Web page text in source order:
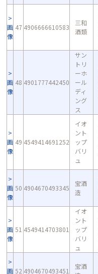
画
像
47 4906666610583
三和
酒類
画
像
48 4901777442450
サン
トリ
ーホ
ール
ディ
ング
ス
画
像
49 4549414691252
イオ
ント
ップ
バリ
ュ
画
像
50 4904670493345
宝酒
造
画
像
51 4549414703801
イオ
ント
ップ
バリ
ュ
画 52 4904670493451
宝酒